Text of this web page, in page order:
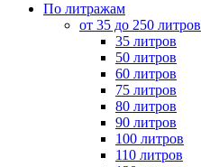
По литражам
от 35 до 250 литров
35 литров
50 литров
60 литров
75 литров
80 литров
90 литров
100 литров
110 литров